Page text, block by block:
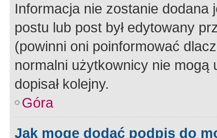
Informacja nie zostanie dodana
postu lub post był edytowany
(powinni oni poinformować
normalni użytkownicy nie
dopisał kolejny.
Góra
Jak mogę dodać podpis do